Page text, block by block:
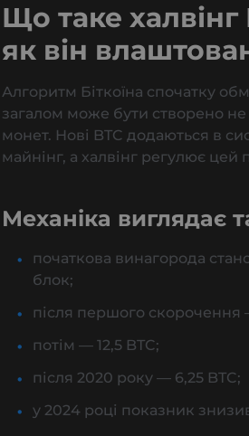
Що таке халвінг
як він
Алгоритм Біткоїна спочатку
загалом може бути створено не
монет. Нові BTC додаються в
майнінг, а халвінг регулює цей
Механіка виглядає
початкова винагорода
блок;
після першого скорочення
потім — 12,5 BTC;
після 2020 року — 6,25 BTC;
у 2024 році показник